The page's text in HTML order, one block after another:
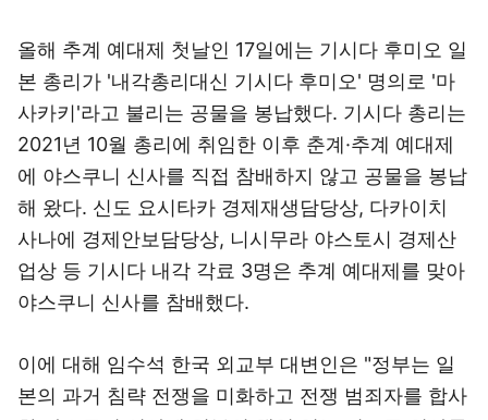
올해 추계 예대제 첫날인 17일에는 기시다 후미오 일
본 총리가 '내각총리대신 기시다 후미오' 명의로 '마
사카키'라고 불리는 공물을 봉납했다. 기시다 총리는
2021년 10월 총리에 취임한 이후 춘계·추계 예대제
에 야스쿠니 신사를 직접 참배하지 않고 공물을 봉납
해 왔다. 신도 요시타카 경제재생담당상, 다카이치
사나에 경제안보담당상, 니시무라 야스토시 경제산
업상 등 기시다 내각 각료 3명은 추계 예대제를 맞아
야스쿠니 신사를 참배했다.
이에 대해 임수석 한국 외교부 대변인은 "정부는 일
본의 과거 침략 전쟁을 미화하고 전쟁 범죄자를 합사